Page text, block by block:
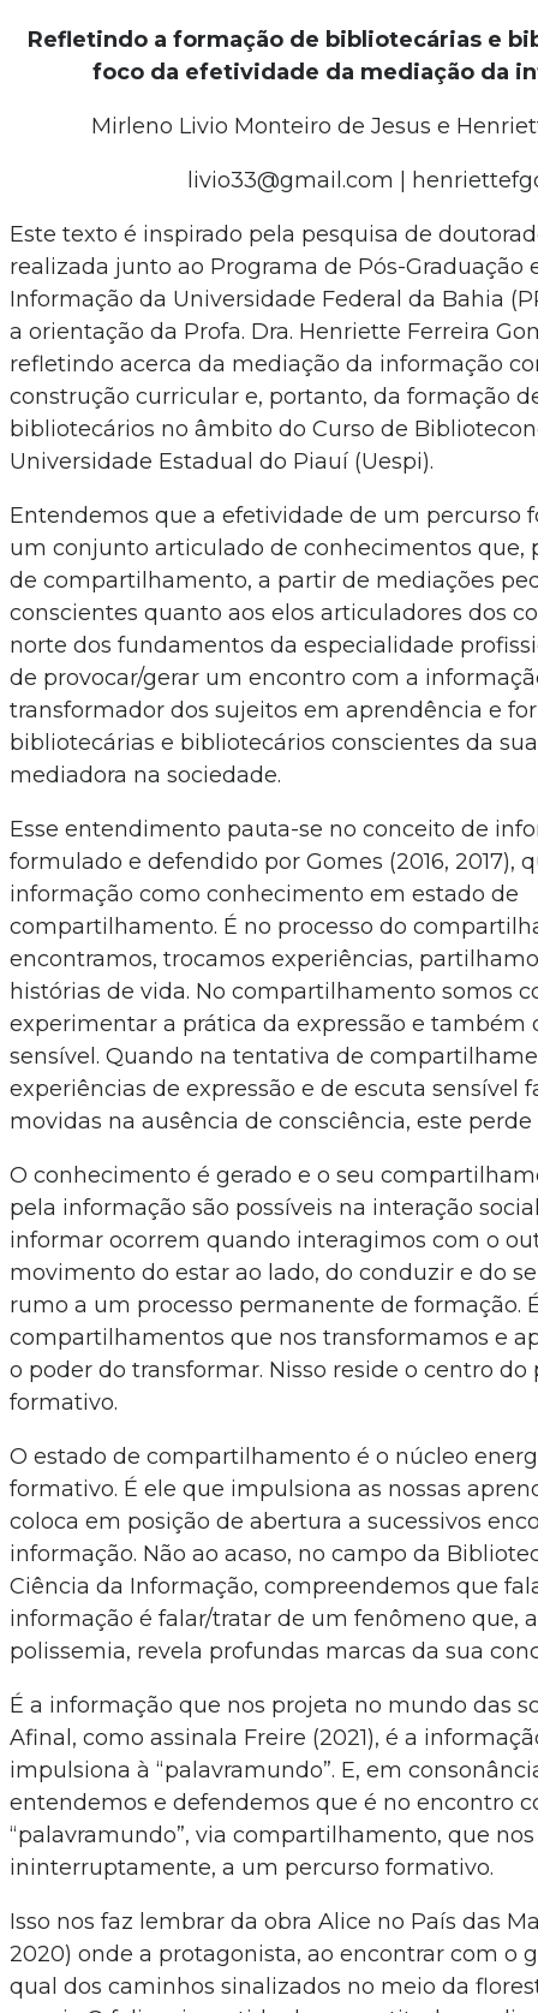
Refletindo a formação de bibliotecárias e
foco da efetividade da mediação da
Mirleno Livio Monteiro de Jesus e
livio33@gmail.com |
Este texto é inspirado pela pesquisa de
realizada junto ao Programa de Pós-Graduação
Informação da Universidade Federal da Bahia
a orientação da Profa. Dra. Henriette Ferreira
refletindo acerca da mediação da informação
construção curricular e, portanto, da formação
bibliotecários no âmbito do Curso de
Universidade Estadual do Piauí (Uespi).
Entendemos que a efetividade de um percurso
um conjunto articulado de conhecimentos que,
de compartilhamento, a partir de mediações
conscientes quanto aos elos articuladores dos
norte dos fundamentos da especialidade
de provocar/gerar um encontro com a
transformador dos sujeitos em aprendência e
bibliotecárias e bibliotecários conscientes da
mediadora na sociedade.
Esse entendimento pauta-se no conceito de
formulado e defendido por Gomes (2016, 2017),
informação como conhecimento em estado de
compartilhamento. É no processo do
encontramos, trocamos experiências,
histórias de vida. No compartilhamento somos
experimentar a prática da expressão e também
sensível. Quando na tentativa de
experiências de expressão e de escuta sensível
movidas na ausência de consciência, este
O conhecimento é gerado e o seu
pela informação são possíveis na interação
informar ocorrem quando interagimos com o
movimento do estar ao lado, do conduzir e do
rumo a um processo permanente de formação.
compartilhamentos que nos transformamos e
o poder do transformar. Nisso reside o centro do
formativo.
O estado de compartilhamento é o núcleo
formativo. É ele que impulsiona as nossas
coloca em posição de abertura a sucessivos
informação. Não ao acaso, no campo da
Ciência da Informação, compreendemos que
informação é falar/tratar de um fenômeno que,
polissemia, revela profundas marcas da sua
É a informação que nos projeta no mundo das
Afinal, como assinala Freire (2021), é a
impulsiona à “palavramundo”. E, em
entendemos e defendemos que é no encontro
“palavramundo”, via compartilhamento, que
ininterruptamente, a um percurso formativo.
Isso nos faz lembrar da obra Alice no País das
2020) onde a protagonista, ao encontrar com o
qual dos caminhos sinalizados no meio da